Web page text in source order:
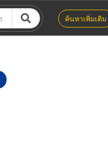
ค้นหาเพิ่มเติม